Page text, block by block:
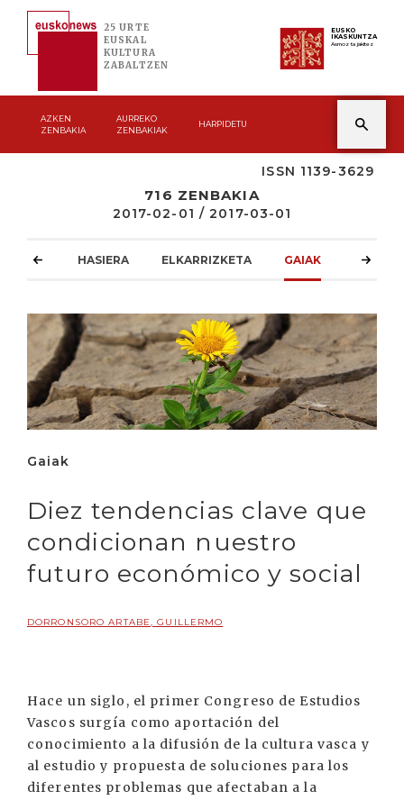
25 URTE
EUSKAL
KULTURA
ZABALTZEN
EUSKO
IKASKUNTZA
Asmoz ta jakitez
AZKEN
ZENBAKIA
AURREKO
ZENBAKIAK
HARPIDETU
ISSN 1139-3629
716 ZENBAKIA
2017-02-01 / 2017-03-01
HASIERA ELKARRIZKETA GAIAK
Gaiak
Diez tendencias clave que
condicionan nuestro
futuro económico y social
DORRONSORO ARTABE, GUILLERMO
Hace un siglo, el primer Congreso de Estudios
Vascos surgía como aportación del
conocimiento a la difusión de la cultura vasca y
al estudio y propuesta de soluciones para los
diferentes problemas que afectaban a la